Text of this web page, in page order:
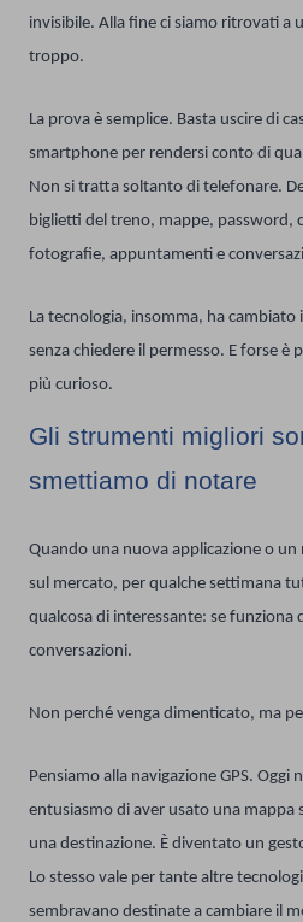
invisibile. Alla fine ci siamo ritrovati a
troppo.
La prova è semplice. Basta uscire di
smartphone per rendersi conto di
Non si tratta soltanto di telefonare.
biglietti del treno, mappe, password,
fotografie, appuntamenti e
La tecnologia, insomma, ha
senza chiedere il permesso. E forse
più curioso.
Gli strumenti migliori
smettiamo di notare
Quando una nuova applicazione o
sul mercato, per qualche settimana
qualcosa di interessante: se funziona
conversazioni.
Non perché venga dimenticato, ma
Pensiamo alla navigazione GPS. Oggi
entusiasmo di aver usato una mappa
una destinazione. È diventato un
Lo stesso vale per tante altre
sembravano destinate a cambiare il